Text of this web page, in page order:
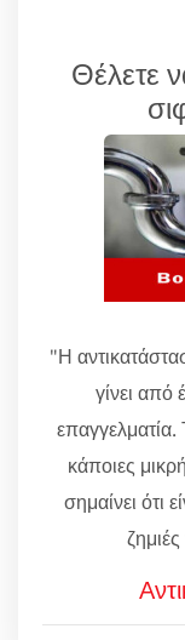
Θέλετε
"Η
γίνει από
επαγγελματία.
κάποιες
σημαίνει ότι